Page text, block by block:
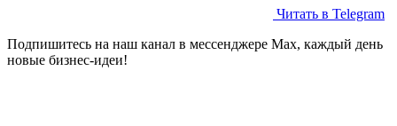
Читать в Telegram
Подпишитесь на наш канал в мессенджере Max, каждый день
новые бизнес-идеи!